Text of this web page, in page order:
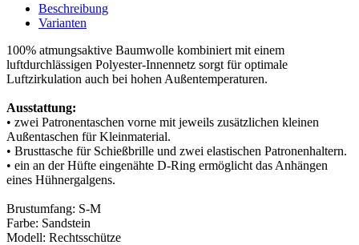
Beschreibung
Varianten
100% atmungsaktive Baumwolle kombiniert mit einem
luftdurchlässigen Polyester-Innennetz sorgt für optimale
Luftzirkulation auch bei hohen Außentemperaturen.
Ausstattung:
• zwei Patronentaschen vorne mit jeweils zusätzlichen kleinen
Außentaschen für Kleinmaterial.
• Brusttasche für Schießbrille und zwei elastischen Patronenhaltern.
• ein an der Hüfte eingenähte D-Ring ermöglicht das Anhängen
eines Hühnergalgens.
Brustumfang: S-M
Farbe: Sandstein
Modell: Rechtsschütze